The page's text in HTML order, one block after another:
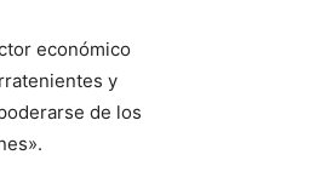
económico
y
de los